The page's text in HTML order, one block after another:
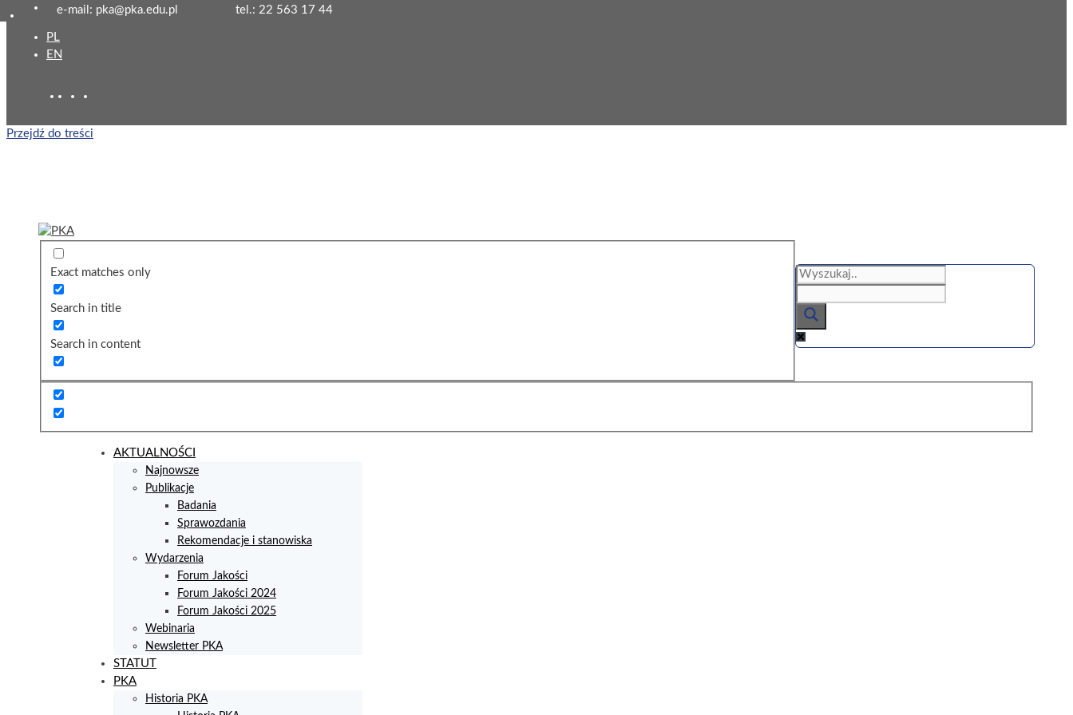
e-mail: pka@pka.edu.pl tel.: 22 563 17 44
PL
EN
Przejdź do treści
Exact matches only
Search in title
Search in content
AKTUALNOŚCI
Najnowsze
Publikacje
Badania
Sprawozdania
Rekomendacje i stanowiska
Wydarzenia
Forum Jakości
Forum Jakości 2024
Forum Jakości 2025
Webinaria
Newsletter PKA
STATUT
PKA
Historia PKA